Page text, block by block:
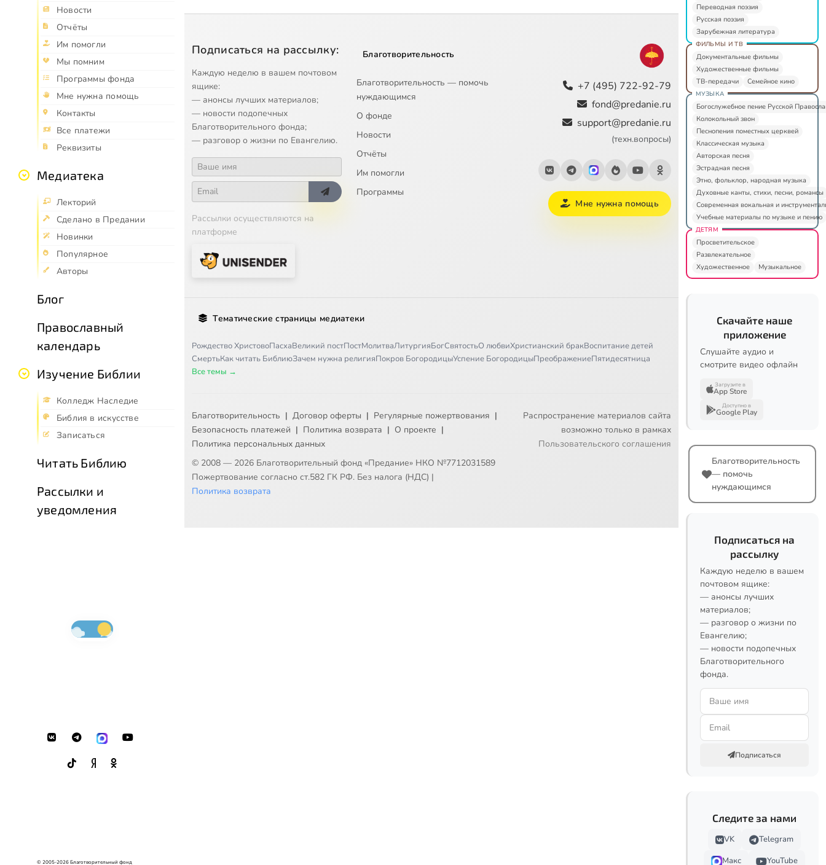
Новости
Отчёты
Им помогли
Мы помним
Программы фонда
Мне нужна помощь
Контакты
Все платежи
Реквизиты
Медиатека
Лекторий
Сделано в Предании
Новинки
Популярное
Авторы
Блог
Православный
календарь
Изучение Библии
Колледж Наследие
Библия в искусстве
Записаться
Читать Библию
Рассылки и
уведомления
© 2005-2026 Благотворительный фонд
Подписаться на рассылку:
Каждую неделю в вашем почтовом
ящике:
— анонсы лучших материалов;
— новости подопечных
Благотворительного фонда;
— разговор о жизни по Евангелию.
Рассылки осуществляются на
платформе
Благотворительность
Благотворительность — помочь
нуждающимся
О фонде
Новости
Отчёты
Им помогли
Программы
+7 (495) 722-92-79
fond@predanie.ru
support@predanie.ru
(техн.вопросы)
Мне нужна помощь
Тематические страницы медиатеки
Рождество ХристовоПасхаВеликий постПостМолитваЛитургияБогСвятостьО любвиХристианский бракВоспитание детей
СмертьКак читать БиблиюЗачем нужна религияПокров БогородицыУспение БогородицыПреображениеПятидесятница
Все темы →
Благотворительность | Договор оферты | Регулярные пожертвования |
Безопасность платежей | Политика возврата | О проекте |
Политика персональных данных
© 2008 — 2026 Благотворительный фонд «Предание» НКО №7712031589
Пожертвование согласно ст.582 ГК РФ. Без налога (НДС) |
Политика возврата
Распространение материалов сайта
возможно только в рамках
Пользовательского соглашения
Переводная поэзия
Русская поэзия
Зарубежная литература
ФИЛЬМЫ И ТВ
Документальные фильмы
Художественные фильмы
ТВ-передачи
Семейное кино
МУЗЫКА
Богослужебное пение Русской
Колокольный звон
Песнопения поместных церквей
Классическая музыка
Авторская песня
Эстрадная песня
Этно, фольклор, народная музыка
Духовные канты, стихи, песни, романсы
Современная вокальная и
Учебные материалы по музыке и пению
ДЕТЯМ
Просветительское
Развлекательное
Художественное
Музыкальное
Скачайте наше
приложение
Слушайте аудио и
смотрите видео офлайн
Загрузите в
App Store
Доступно в
Google Play
Благотворительность
— помочь
нуждающимся
Подписаться на
рассылку
Каждую неделю в вашем
почтовом ящике:
— анонсы лучших
материалов;
— разговор о жизни по
Евангелию;
— новости подопечных
Благотворительного
фонда.
Подписаться
Следите за нами
VK
Telegram
Макс
YouTube